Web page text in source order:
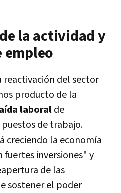
la actividad y
empleo
reactivación del sector
producto de la
laboralde
de trabajo.
creciendo la economía
fuertes inversiones" y
de las
sostener el poder